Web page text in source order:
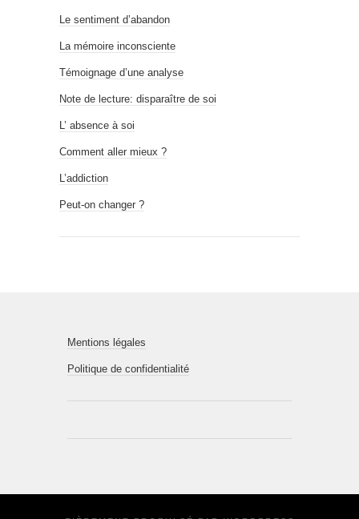
Le sentiment d’abandon
La mémoire inconsciente
Témoignage d’une analyse
Note de lecture: disparaître de soi
L’ absence à soi
Comment aller mieux ?
L’addiction
Peut-on changer ?
Mentions légales
Politique de confidentialité